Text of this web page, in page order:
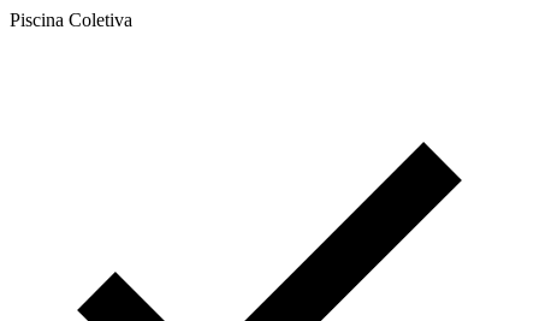
Piscina Coletiva